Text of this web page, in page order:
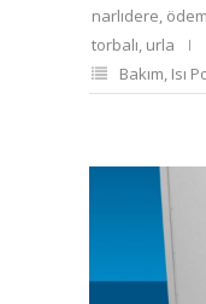
narlıdere,
torbalı, urla
Bakım, Isı